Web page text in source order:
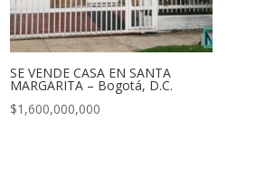
SE VENDE CASA EN SANTA
MARGARITA – Bogotá, D.C.
$1,600,000,000